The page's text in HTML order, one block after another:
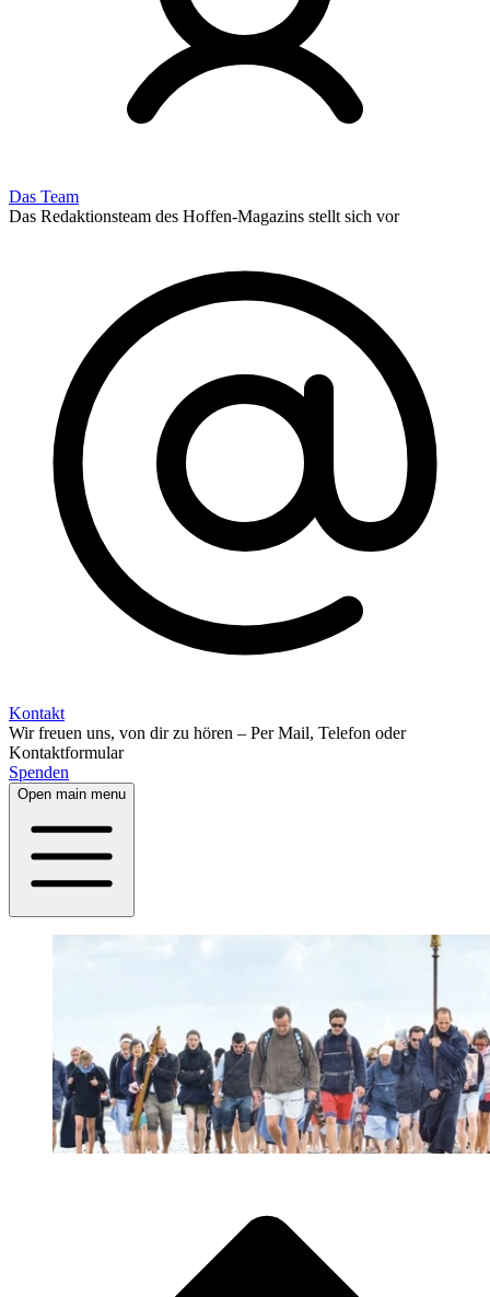
Das Team
Das Redaktionsteam des Hoffen-Magazins stellt sich vor
Kontakt
Wir freuen uns, von dir zu hören – Per Mail, Telefon oder
Kontaktformular
Spenden
Open main menu